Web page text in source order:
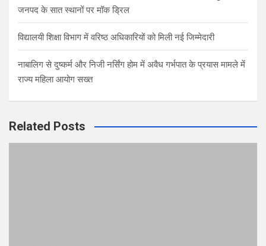
जनपद के सात स्थानों पर मॉक ड्रिल
विद्यालयी शिक्षा विभाग में वरिष्ठ अधिकारियों को मिली नई जिम्मेदारी
नाबालिग से दुष्कर्म और निजी नर्सिंग होम में अवैध गर्भपात के प्रयास मामले में
राज्य महिला आयोग सख्त
Related Posts